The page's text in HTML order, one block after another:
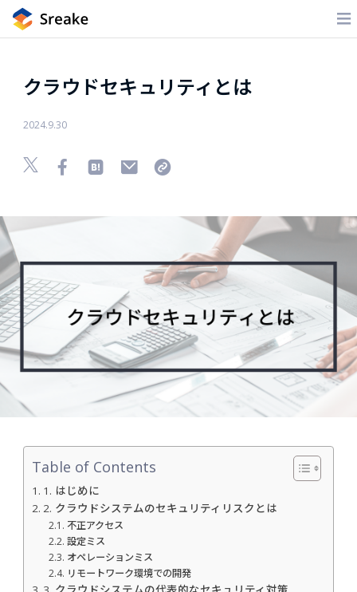
クラウドセキュリティとは
2024.9.30
Table of Contents
1. はじめに
2. クラウドシステムのセキュリティリスクとは
不正アクセス
設定ミス
オペレーションミス
リモートワーク環境での開発